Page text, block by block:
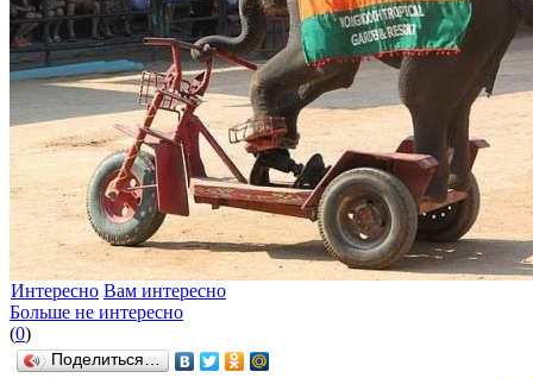
Интересно Вам интересно
Больше не интересно
(0)
Поделиться…